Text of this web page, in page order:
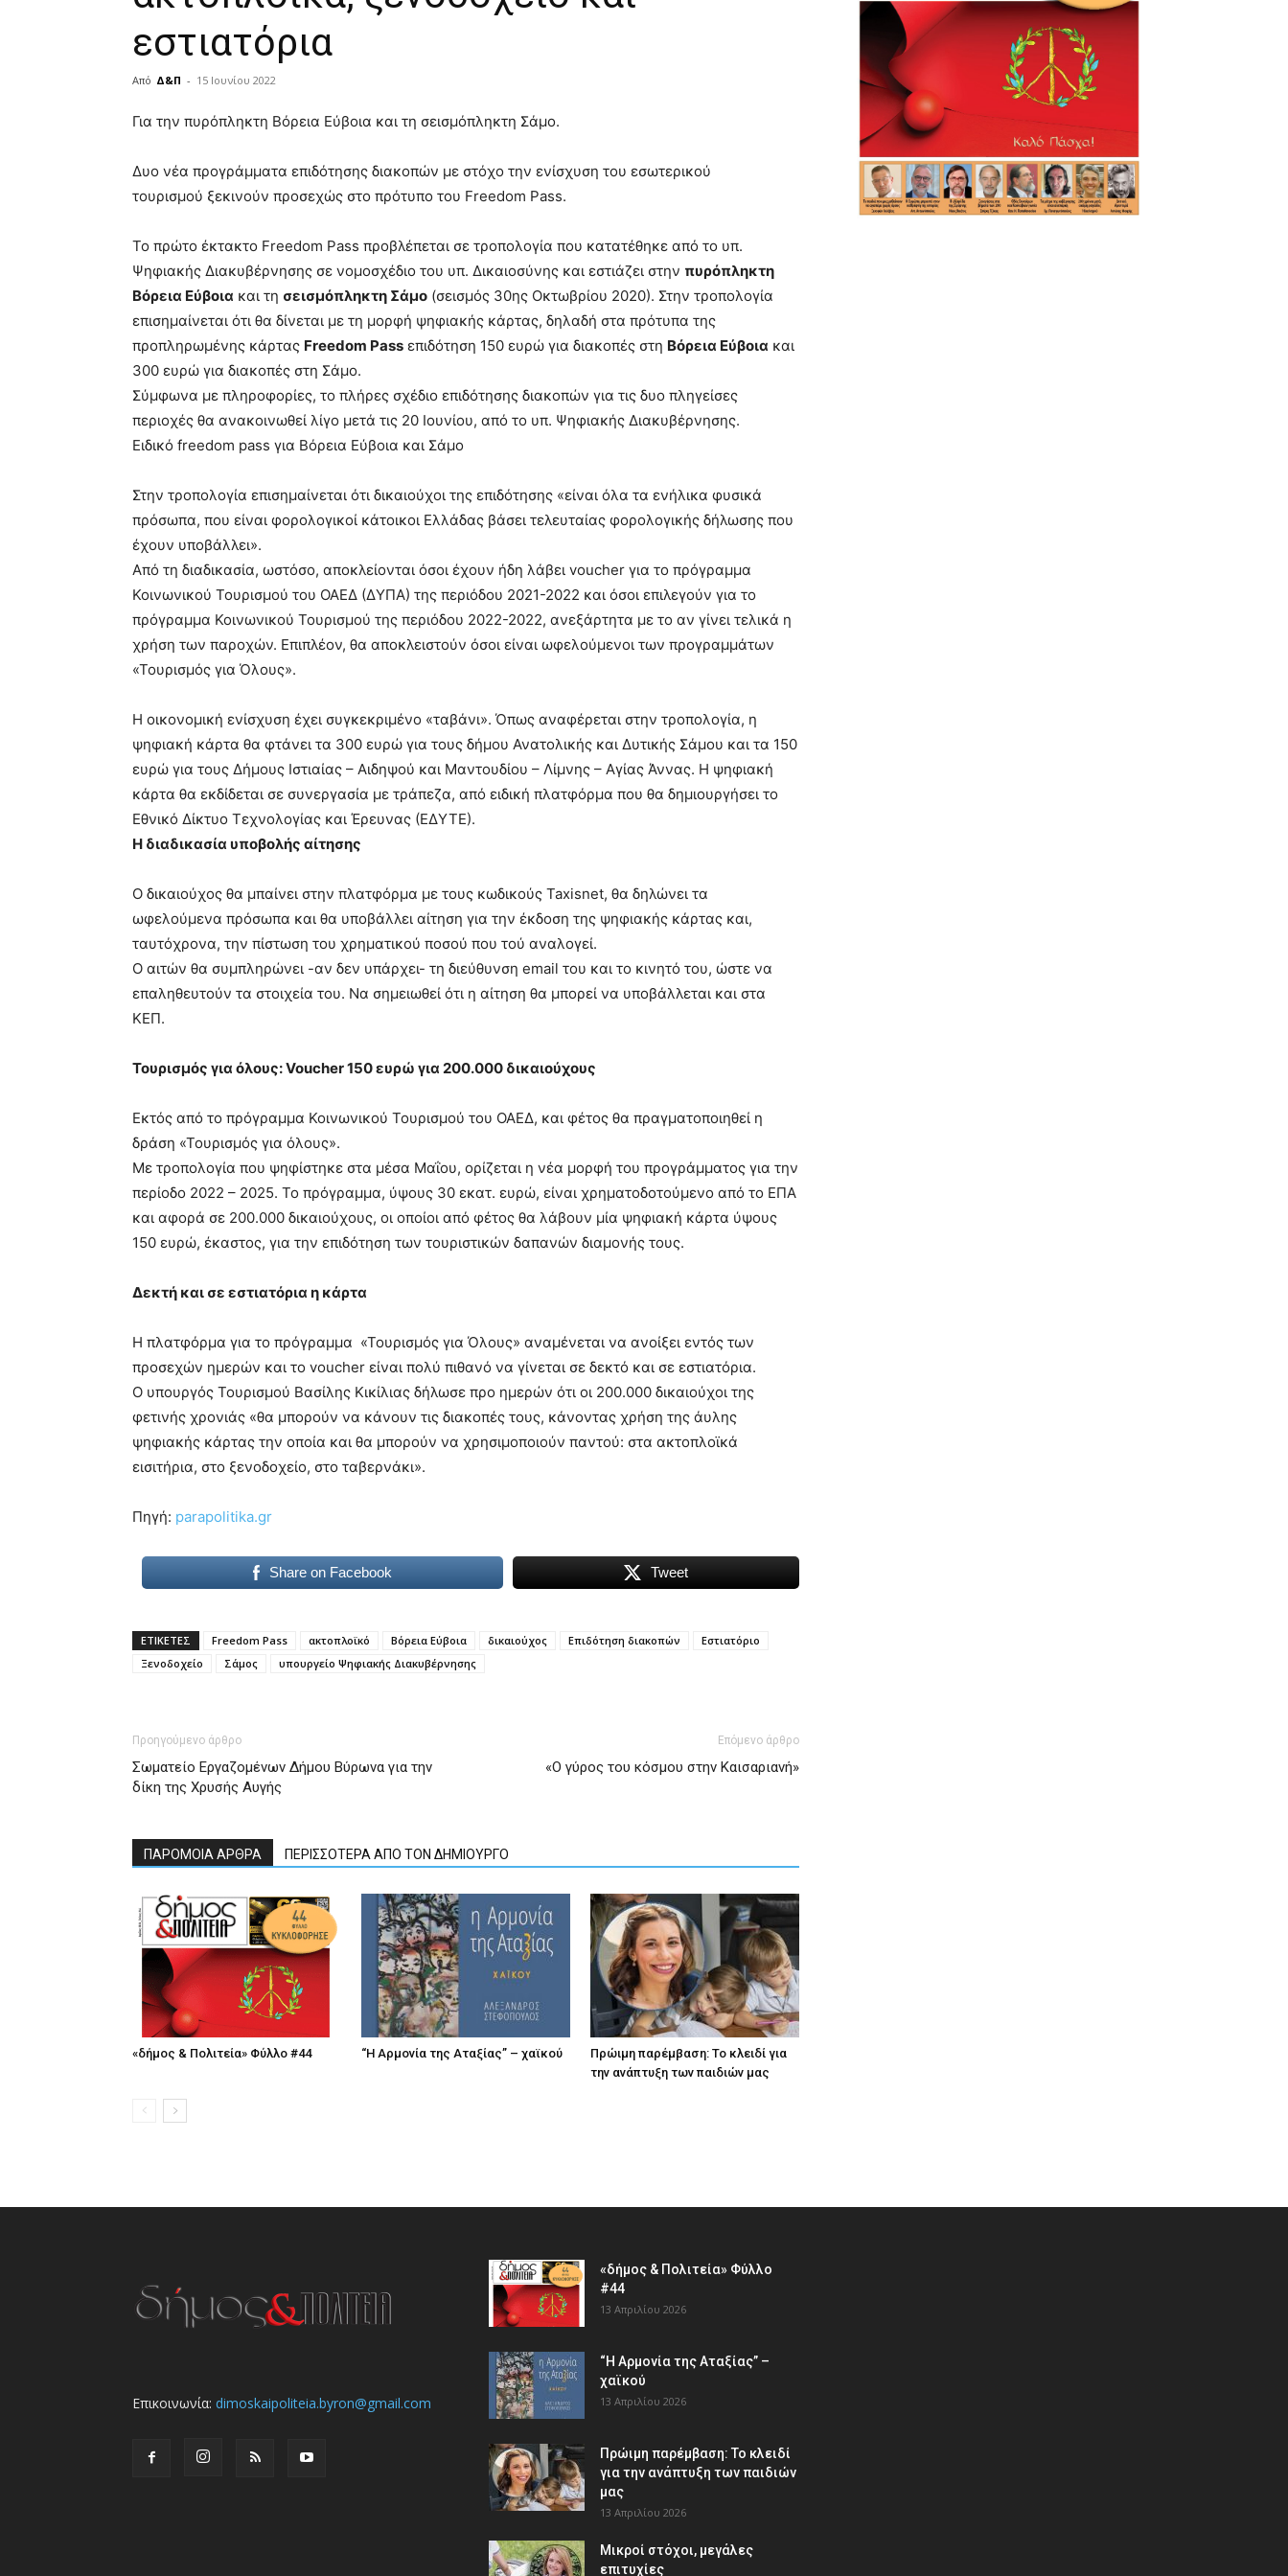
εστιατόρια
Από Δ&Π - 15 Ιουνίου 2022
blonde
lesbians
hot
cam
brandi
lyons
teaches
you
meaning
of
pain.
pornhun
hd
Για την πυρόπληκτη Βόρεια Εύβοια και τη σεισμόπληκτη Σάμο.
Δυο νέα προγράμματα επιδότησης διακοπών με στόχο την ενίσχυση του εσωτερικού
τουρισμού ξεκινούν προσεχώς στο πρότυπο του Freedom Pass.
Το πρώτο έκτακτο Freedom Pass προβλέπεται σε τροπολογία που κατατέθηκε από το υπ.
Ψηφιακής Διακυβέρνησης σε νομοσχέδιο του υπ. Δικαιοσύνης και εστιάζει στην πυρόπληκτη
Βόρεια Εύβοια και τη σεισμόπληκτη Σάμο (σεισμός 30ης Οκτωβρίου 2020). Στην τροπολογία
επισημαίνεται ότι θα δίνεται με τη μορφή ψηφιακής κάρτας, δηλαδή στα πρότυπα της
προπληρωμένης κάρτας Freedom Pass επιδότηση 150 ευρώ για διακοπές στη Βόρεια Εύβοια και
300 ευρώ για διακοπές στη Σάμο.
Σύμφωνα με πληροφορίες, το πλήρες σχέδιο επιδότησης διακοπών για τις δυο πληγείσες
περιοχές θα ανακοινωθεί λίγο μετά τις 20 Ιουνίου, από το υπ. Ψηφιακής Διακυβέρνησης.
Ειδικό freedom pass για Βόρεια Εύβοια και Σάμο
Στην τροπολογία επισημαίνεται ότι δικαιούχοι της επιδότησης «είναι όλα τα ενήλικα φυσικά
πρόσωπα, που είναι φορολογικοί κάτοικοι Ελλάδας βάσει τελευταίας φορολογικής δήλωσης που
έχουν υποβάλλει».
Από τη διαδικασία, ωστόσο, αποκλείονται όσοι έχουν ήδη λάβει voucher για το πρόγραμμα
Κοινωνικού Τουρισμού του ΟΑΕΔ (ΔΥΠΑ) της περιόδου 2021-2022 και όσοι επιλεγούν για το
πρόγραμμα Κοινωνικού Τουρισμού της περιόδου 2022-2022, ανεξάρτητα με το αν γίνει τελικά η
χρήση των παροχών. Επιπλέον, θα αποκλειστούν όσοι είναι ωφελούμενοι των προγραμμάτων
«Τουρισμός για Όλους».
Η οικονομική ενίσχυση έχει συγκεκριμένο «ταβάνι». Όπως αναφέρεται στην τροπολογία, η
ψηφιακή κάρτα θα φτάνει τα 300 ευρώ για τους δήμου Ανατολικής και Δυτικής Σάμου και τα 150
ευρώ για τους Δήμους Ιστιαίας – Αιδηψού και Μαντουδίου – Λίμνης – Αγίας Άννας. Η ψηφιακή
κάρτα θα εκδίδεται σε συνεργασία με τράπεζα, από ειδική πλατφόρμα που θα δημιουργήσει το
Εθνικό Δίκτυο Τεχνολογίας και Έρευνας (ΕΔΥΤΕ).
Η διαδικασία υποβολής αίτησης
Ο δικαιούχος θα μπαίνει στην πλατφόρμα με τους κωδικούς Taxisnet, θα δηλώνει τα
ωφελούμενα πρόσωπα και θα υποβάλλει αίτηση για την έκδοση της ψηφιακής κάρτας και,
ταυτόχρονα, την πίστωση του χρηματικού ποσού που τού αναλογεί.
Ο αιτών θα συμπληρώνει -αν δεν υπάρχει- τη διεύθυνση email του και το κινητό του, ώστε να
επαληθευτούν τα στοιχεία του. Να σημειωθεί ότι η αίτηση θα μπορεί να υποβάλλεται και στα
ΚΕΠ.
Τουρισμός για όλους: Voucher 150 ευρώ για 200.000 δικαιούχους
Εκτός από το πρόγραμμα Κοινωνικού Τουρισμού του ΟΑΕΔ, και φέτος θα πραγματοποιηθεί η
δράση «Τουρισμός για όλους».
Με τροπολογία που ψηφίστηκε στα μέσα Μαΐου, ορίζεται η νέα μορφή του προγράμματος για την
περίοδο 2022 – 2025. Το πρόγραμμα, ύψους 30 εκατ. ευρώ, είναι χρηματοδοτούμενο από το ΕΠΑ
και αφορά σε 200.000 δικαιούχους, οι οποίοι από φέτος θα λάβουν μία ψηφιακή κάρτα ύψους
150 ευρώ, έκαστος, για την επιδότηση των τουριστικών δαπανών διαμονής τους.
Δεκτή και σε εστιατόρια η κάρτα
Η πλατφόρμα για το πρόγραμμα «Τουρισμός για Όλους» αναμένεται να ανοίξει εντός των
προσεχών ημερών και το voucher είναι πολύ πιθανό να γίνεται σε δεκτό και σε εστιατόρια.
Ο υπουργός Τουρισμού Βασίλης Κικίλιας δήλωσε προ ημερών ότι οι 200.000 δικαιούχοι της
φετινής χρονιάς «θα μπορούν να κάνουν τις διακοπές τους, κάνοντας χρήση της άυλης
ψηφιακής κάρτας την οποία και θα μπορούν να χρησιμοποιούν παντού: στα ακτοπλοϊκά
εισιτήρια, στο ξενοδοχείο, στο ταβερνάκι».
Πηγή: parapolitika.gr
Share on Facebook Tweet
ΕΤΙΚΕΤΕΣ Freedom Pass ακτοπλοϊκό Βόρεια Εύβοια δικαιούχος Επιδότηση διακοπών
Εστιατόριο
Ξενοδοχείο
Σάμος υπουργείο Ψηφιακής Διακυβέρνησης
Προηγούμενο άρθρο
Σωματείο Εργαζομένων Δήμου Βύρωνα για την
δίκη της Χρυσής Αυγής
Επόμενο άρθρο
«Ο γύρος του κόσμου στην Καισαριανή»
ΠΑΡΟΜΟΙΑ ΑΡΘΡΑ ΠΕΡΙΣΣΟΤΕΡΑ ΑΠΟ ΤΟΝ ΔΗΜΙΟΥΡΓΟ
«δήμος & Πολιτεία» Φύλλο #44 “Η Αρμονία της Αταξίας” – χαϊκού
Πρώιμη παρέμβαση: Το κλειδί για
την ανάπτυξη των παιδιών µας
Επικοινωνία: dimoskaipoliteia.byron@gmail.com
«δήμος & Πολιτεία» Φύλλο
#44
13 Απριλίου 2026
“Η Αρμονία της Αταξίας” –
χαϊκού
13 Απριλίου 2026
Πρώιμη παρέμβαση: Το κλειδί
για την ανάπτυξη των παιδιών
µας
13 Απριλίου 2026
Μικροί στόχοι, μεγάλες
επιτυχίες